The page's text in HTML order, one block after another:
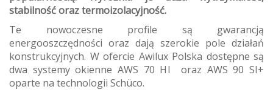
stabilność oraz termoizolacyjność.
Te nowoczesne profile są gwarancją
energooszczędności oraz dają szerokie pole działań
konstrukcyjnych. W ofercie Awilux Polska dostępne są
dwa systemy okienne AWS 70 HI oraz AWS 90 SI+
oparte na technologii Schüco.